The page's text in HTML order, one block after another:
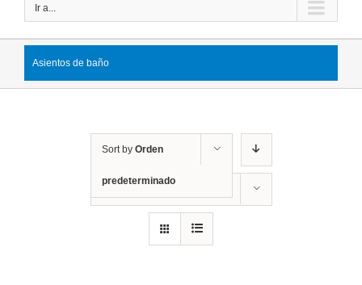
Ir a...
Asientos de baño
Sort by Orden
predeterminado
Show